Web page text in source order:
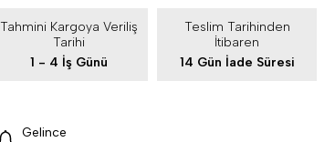
Tahmini Kargoya Veriliş
Tarihi
1 - 4 İş Günü
Teslim Tarihinden
İtibaren
14 Gün İade Süresi
Gelince